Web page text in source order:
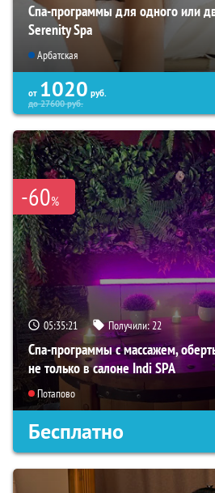
Спа-программы для одного или
Serenity Spa
Арбатская
от 1020 руб.
до27600руб.
-60%
05:35:19 Получили:22
Спа-программы с массажем,
не только в салоне Indi SPA
Потапово
Бесплатно